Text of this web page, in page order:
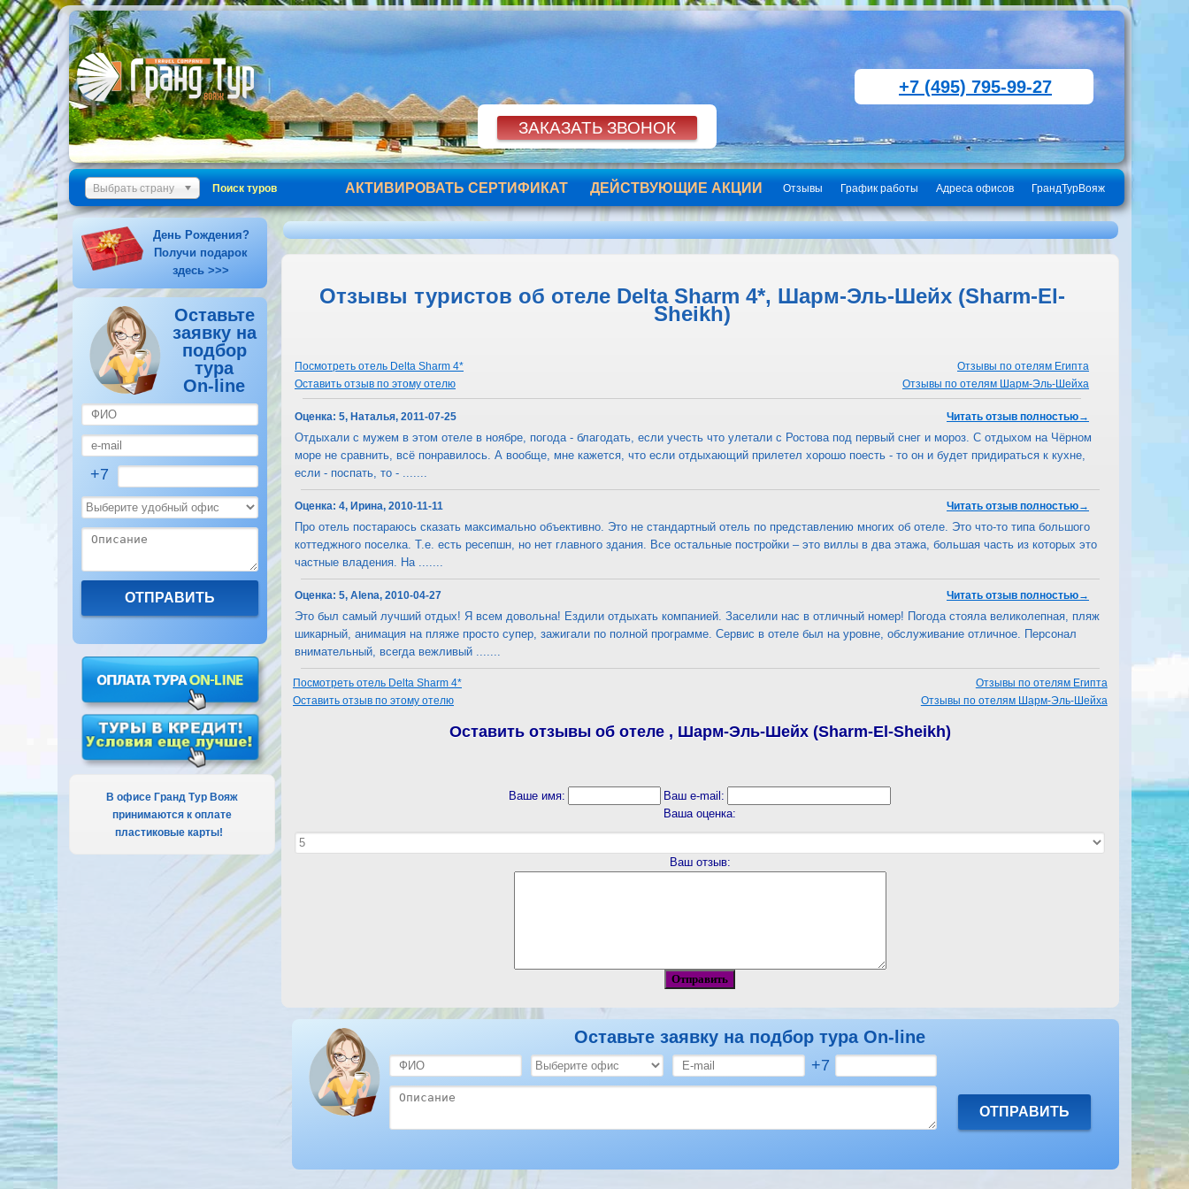
+7 (495) 795-99-27
Выбрать страну Поиск туров ГрандТурВояж
Адреса офисов
График работы
Отзывы
ДЕЙСТВУЮЩИЕ АКЦИИ
АКТИВИРОВАТЬ СЕРТИФИКАТ
День Рождения?
Получи подарок
здесь >>>
Оставьте
заявку на
подбор
тура
On-line
+7
В офисе Гранд Тур Вояж
принимаются к оплате
пластиковые карты!
Отзывы туристов об отеле Delta Sharm 4*, Шарм-Эль-Шейх (Sharm-El-
Sheikh)
Посмотреть отель Delta Sharm 4*
Отзывы по отелям Египта
Оставить отзыв по этому отелю
Отзывы по отелям Шарм-Эль-Шейха
Оценка: 5, Наталья, 2011-07-25 Читать отзыв полностью→
Отдыхали с мужем в этом отеле в ноябре, погода - благодать, если учесть что улетали с Ростова под первый снег и мороз. С отдыхом на Чёрном
море не сравнить, всё понравилось. А вообще, мне кажется, что если отдыхающий прилетел хорошо поесть - то он и будет придираться к кухне,
если - поспать, то - .......
Оценка: 4, Ирина, 2010-11-11 Читать отзыв полностью→
Про отель постараюсь сказать максимально объективно. Это не стандартный отель по представлению многих об отеле. Это что-то типа большого
коттеджного поселка. Т.е. есть ресепшн, но нет главного здания. Все остальные постройки – это виллы в два этажа, большая часть из которых это
частные владения. На .......
Оценка: 5, Alena, 2010-04-27 Читать отзыв полностью→
Это был самый лучший отдых! Я всем довольна! Ездили отдыхать компанией. Заселили нас в отличный номер! Погода стояла великолепная, пляж
шикарный, анимация на пляже просто супер, зажигали по полной программе. Сервис в отеле был на уровне, обслуживание отличное. Персонал
внимательный, всегда вежливый .......
Посмотреть отель Delta Sharm 4*
Отзывы по отелям Египта
Отзывы по отелям Шарм-Эль-Шейха
Оставить отзыв по этому отелю
Оставить отзывы об отеле , Шарм-Эль-Шейх (Sharm-El-Sheikh)
Ваше имя:
Ваш e-mail:
Ваша оценка:
Ваш отзыв:
Оставьте заявку на подбор тура On-line
+7